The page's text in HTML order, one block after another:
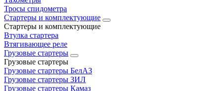
Тросы спидометра
Стартеры и комплектующие
Стартеры и комплектующие
Втулка стартера
Втягивающее реле
Грузовые стартеры
Грузовые стартеры
Грузовые стартеры БелАЗ
Грузовые стартеры ЗИЛ
Грузовые стартеры Камаз